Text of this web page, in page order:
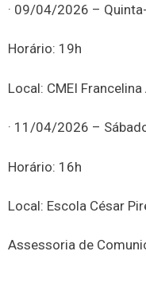
· 09/04/2026 –
Horário: 19h
Local: CMEI
· 11/04/2026 –
Horário: 16h
Local: Escola César
Assessoria de